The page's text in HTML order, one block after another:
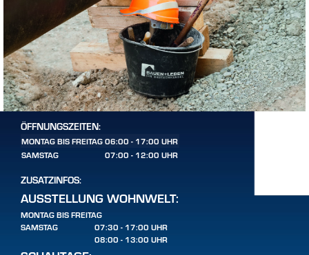
ÖFFNUNGSZEITEN:
MONTAG BIS FREITAG06:00 - 17:00 UHR
SAMSTAG
07:00 - 12:00 UHR
ZUSATZINFOS:
AUSSTELLUNG WOHNWELT:
MONTAG BIS FREITAG
07:30 - 17:00 UHR
SAMSTAG
08:00 - 13:00 UHR